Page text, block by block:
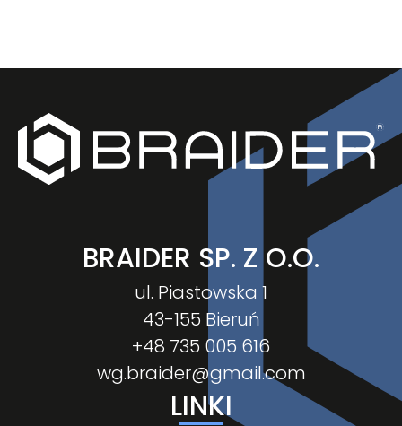
BRAIDER SP. Z O.O.
ul. Piastowska 1
43-155 Bieruń
+48 735 005 616
wg.braider@gmail.com
LINKI